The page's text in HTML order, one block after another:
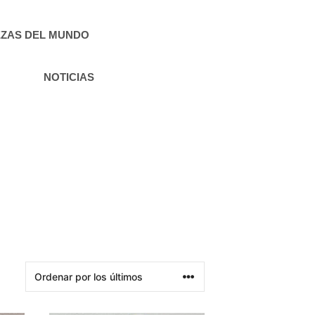
DEL MUNDO
NOTICIAS